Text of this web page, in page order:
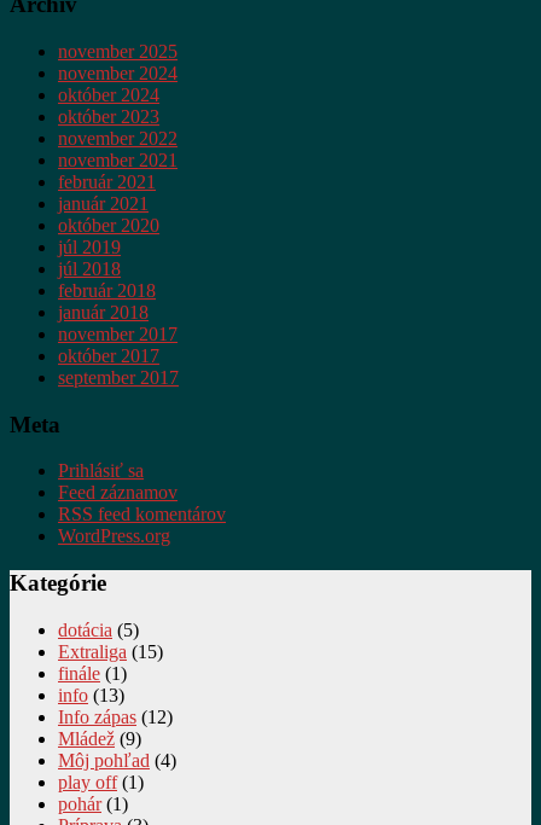
november 2025
november 2024
október 2024
október 2023
november 2022
november 2021
február 2021
január 2021
október 2020
júl 2019
júl 2018
február 2018
január 2018
november 2017
október 2017
september 2017
Meta
Prihlásiť sa
Feed záznamov
RSS feed komentárov
WordPress.org
Kategórie
dotácia (5)
Extraliga (15)
finále (1)
info (13)
Info zápas (12)
Mládež (9)
Môj pohľad (4)
play off(1)
pohár(1)